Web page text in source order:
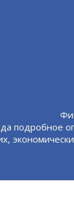
подробное